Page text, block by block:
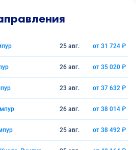
25 авг. от 31 724 ₽
26 авг. от 35 020 ₽
23 авг. от 37 632 ₽
26 авг. от 38 014 ₽
25 авг. от 38 492 ₽